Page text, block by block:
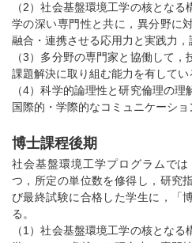
（2）社会基盤環境工学の核とな
学の深い専門性と共に，異分野に
融合・連携させる応用力と実践力，
（3）多分野の専門家と協働して
課題解決に取り組む能力を有してい
（4）科学的論理性と研究倫理の理
国際的・学際的なコミュニケーショ
博士課程後期
社会基盤環境工学プログラムで
つ，所定の単位数を修得し，研究
び最終試験に合格した学生に，「
る。
（1）社会基盤環境工学の核とな